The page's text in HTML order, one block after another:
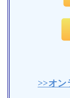
>>オン